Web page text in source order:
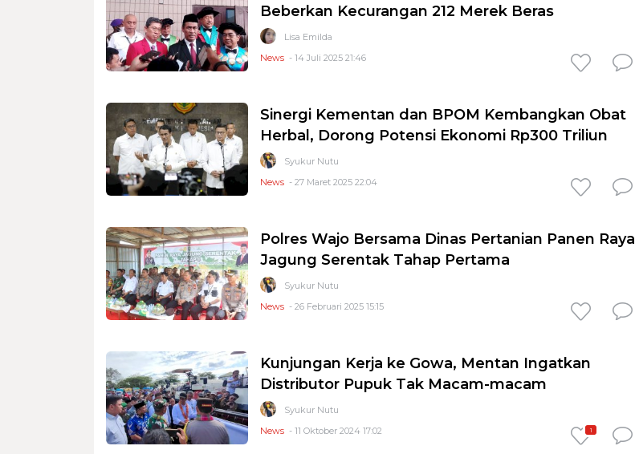
Beberkan Kecurangan 212 Merek Beras
Lisa Emilda
News - 14 Juli 2025 21:46
Sinergi Kementan dan BPOM Kembangkan Obat
Herbal, Dorong Potensi Ekonomi Rp300 Triliun
Syukur Nutu
News - 27 Maret 2025 22:04
Polres Wajo Bersama Dinas Pertanian Panen Raya
Jagung Serentak Tahap Pertama
Syukur Nutu
News - 26 Februari 2025 15:15
Kunjungan Kerja ke Gowa, Mentan Ingatkan
Distributor Pupuk Tak Macam-macam
Syukur Nutu
News - 11 Oktober 2024 17:02 1